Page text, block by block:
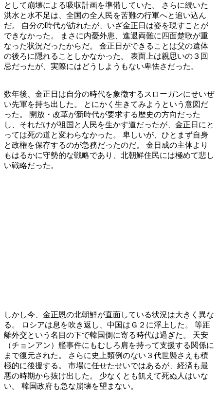
として崩壊による吸収計画を準備していた。 さらに続いた
洪水と水不足は、全国の全人民を苦難の行軍へと追い込ん
だ。 自分の時代が訪れたが、いざ金正日は姿を現すことが
できなかった。 まさに内憂外患、進退両難に四面楚歌が重
なった状況だったからだ。 金正日ができることは父の遺体
の後ろに隠れることしかなかった。 表面上は親思いの３回
忌だったが、実際にはどうしようもない卑怯さだった。
数年後、金正日は自分の時代を象徴するスローガンにせいぜ
い先軍を持ち出した。 とにかく生きてみようという意図だ
った。 開放・改革が新時代が要求する歴史の方向だった
し、それだけが祖国と人民を生かす道だったが、金正日にと
っては死の道と変わらなかった。 卑しいが、ひとまず自身
と政権を保存するのが急務だったのだ。 金日成の主体より
もはるかに守勢的な戦略であり、北朝鮮住民には極めて悲し
い戦略だった。
しかし今、金正恩の北朝鮮が直面している状況は大きく異な
る。 ロシアは息を吹き返し、中国はＧ２に浮上した。 等距
離外交という名目の下で韓国側に寄る時代は過ぎた。 天安
（チョンアン）艦事件にもむしろ肩を持って支援する関係に
まで復元された。 さらに史上類例のない３代世襲さえも積
極的に後援する。 市場に任せたせいではあるが、経済も最
悪の時期から抜け出した。 少なくとも飢えて死ぬ人はいな
い。 韓国政府も急な崩壊を望まない。